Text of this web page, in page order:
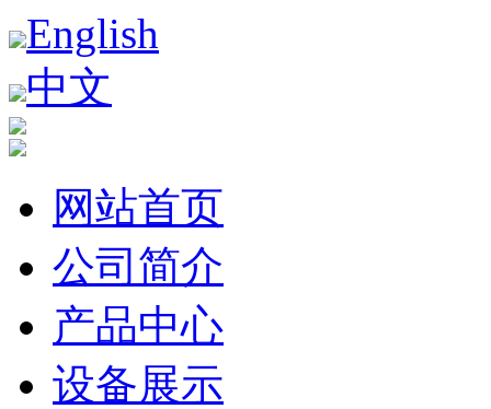
English
中文
网站首页
公司简介
产品中心
设备展示